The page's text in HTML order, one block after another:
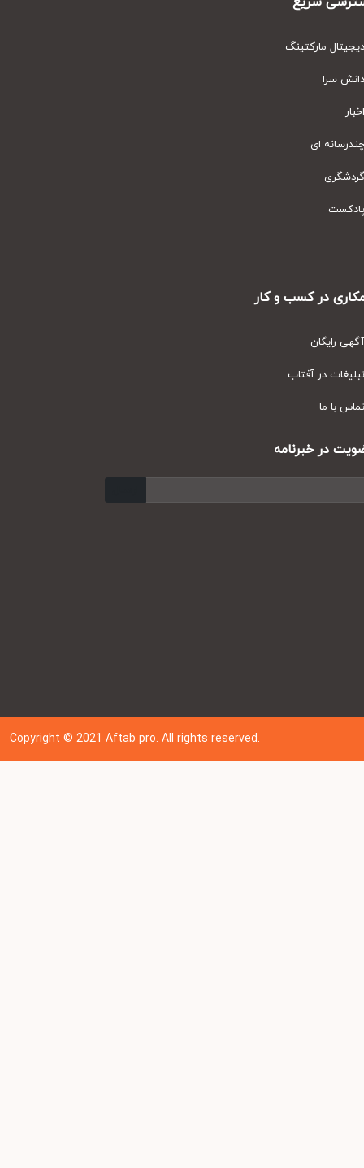
مارکتینگ
سرا
ای
در کسب و کار
رایگان
در آفتاب
با ما
در خبرنامه
Copyright © 202 1Aftab pro. All rights reserved.